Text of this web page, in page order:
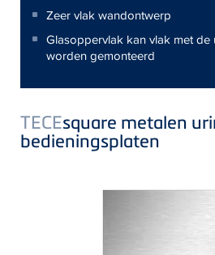
Zeer vlak wandontwerp
Glasoppervlak kan vlak met
worden gemonteerd
TECEsquare metalen
bedieningsplaten